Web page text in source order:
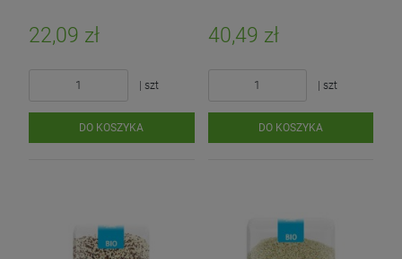
22,09 zł
| szt
DO KOSZYKA
40,49 zł
| szt
DO KOSZYKA